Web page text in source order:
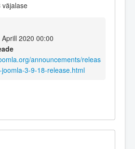
väjalase
2020 00:00
announcements/releas
3-9-18-release.html